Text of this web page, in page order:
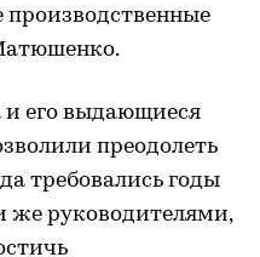
и его выдающиеся
преодолеть
требовались годы
же руководителями,